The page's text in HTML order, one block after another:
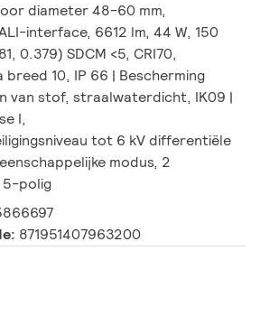
diameter 48-60 mm,
interface, 6612 lm, 44 W, 150
0.379) SDCM <5, CRI70,
10, IP 66 | Bescherming
van stof, straalwaterdicht, IK09 |
I,
tot 6 kV differentiële
modus, 2
5-polig
871951407963200